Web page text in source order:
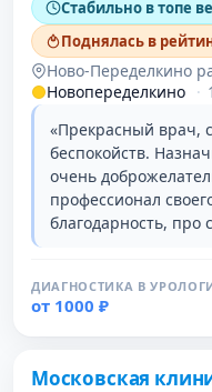
Стабильно в топе
Поднялась в
Ново-Переделкино
Новопеределкино ·
«Прекрасный врач,
беспокойств.
очень
профессионал
благодарность, про
ДИАГНОСТИКА В
от 1000 ₽
Проверено
Московская